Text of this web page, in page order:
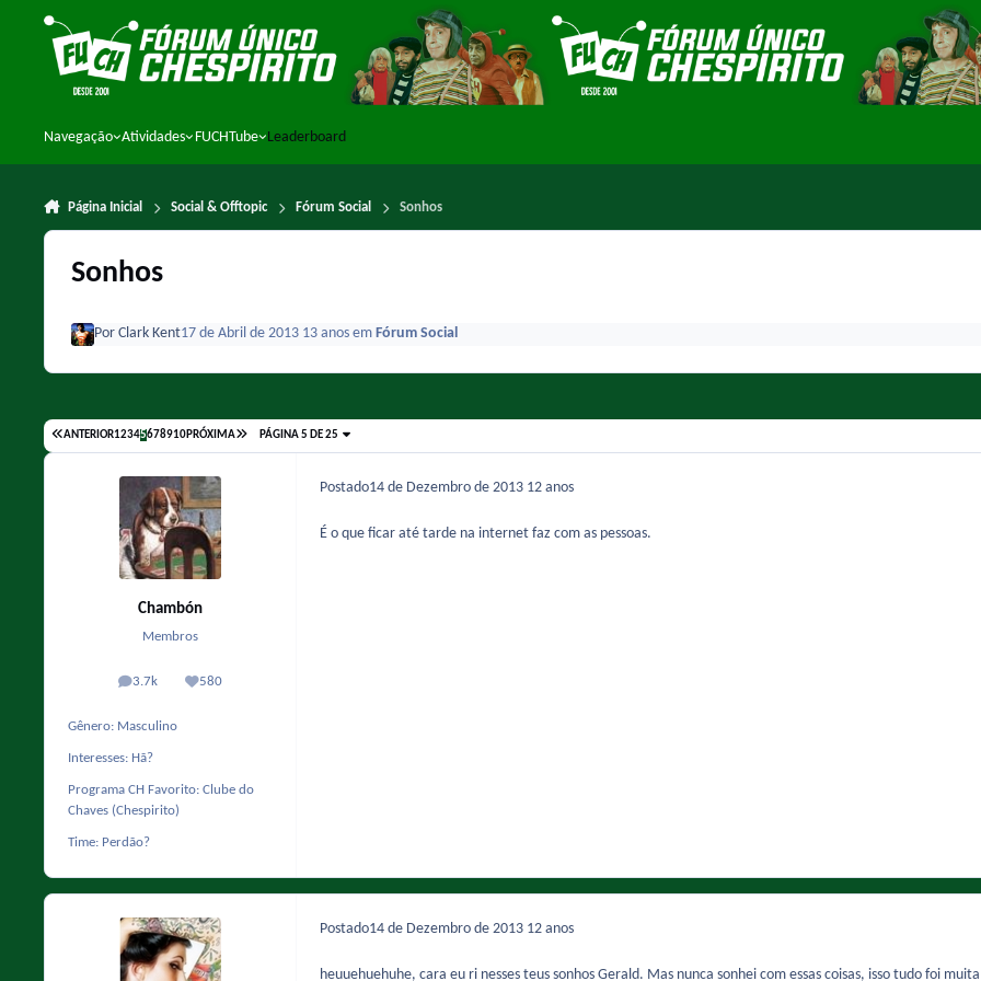
Ir para conteúdo
Navegação Atividades FUCHTube Leaderboard
Página Inicial Social & Offtopic Fórum Social Sonhos
Sonhos
Por Clark Kent17 de Abril de 2013 13 anos em Fórum Social
ANTERIOR12345678910PRÓXIMA PÁGINA 5 DE 25
Chambón
Membros
3.7k
posts 580
Reputação
Gênero: Masculino
Interesses: Hã?
Programa CH Favorito: Clube do
Chaves (Chespirito)
Time: Perdão?
Postado14 de Dezembro de 2013 12 anos
É o que ficar até tarde na internet faz com as pessoas.
Postado14 de Dezembro de 2013 12 anos
heuuehuehuhe, cara eu ri nesses teus sonhos Gerald. Mas nunca sonhei com essas coisas, isso tudo foi